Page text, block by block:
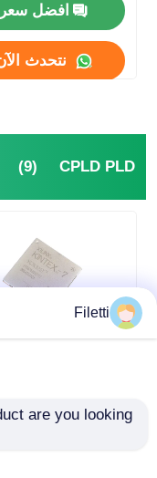
افضل سعر
نتحدث
CPLD PLD
(9)
PLD 12.5Gb / S
للبرمجة XC7K325T-
2FFG676I
Filetti
are you looking